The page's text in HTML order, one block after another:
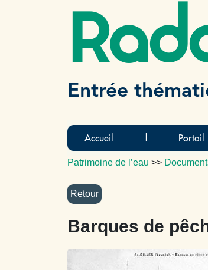
Entrée
Accueil Portail
Patrimoine de l’eau >>
Barques de